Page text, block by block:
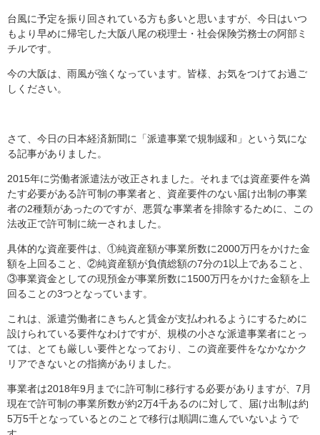
台風に予定を振り回されている方も多いと思いますが、今日はいつ
もより早めに帰宅した大阪八尾の税理士・社会保険労務士の阿部ミ
チルです。
今の大阪は、雨風が強くなっています。皆様、お気をつけてお過ご
しください。
さて、今日の日本経済新聞に「派遣事業で規制緩和」という気にな
る記事がありました。
2015年に労働者派遣法が改正されました。それまでは資産要件を満
たす必要がある許可制の事業者と、資産要件のない届け出制の事業
者の2種類があったのですが、悪質な事業者を排除するために、この
法改正で許可制に統一されました。
具体的な資産要件は、①純資産額が事業所数に2000万円をかけた金
額を上回ること、②純資産額が負債総額の7分の1以上であること、
③事業資金としての現預金が事業所数に1500万円をかけた金額を上
回ることの3つとなっています。
これは、派遣労働者にきちんと賃金が支払われるようにするために
設けられている要件なわけですが、規模の小さな派遣事業者にとっ
ては、とても厳しい要件となっており、この資産要件をなかなかク
リアできないとの指摘がありました。
事業者は2018年9月までに許可制に移行する必要がありますが、7月
現在で許可制の事業所数が約2万4千あるのに対して、届け出制は約
5万5千となっているとのことで移行は順調に進んでいないようで